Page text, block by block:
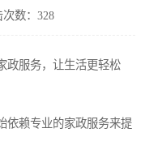
次数：328
服务，让生活更轻松
依赖专业的家政服务来提